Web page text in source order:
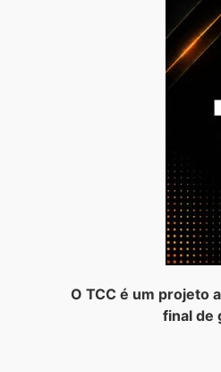
O TCC é um projeto
final de